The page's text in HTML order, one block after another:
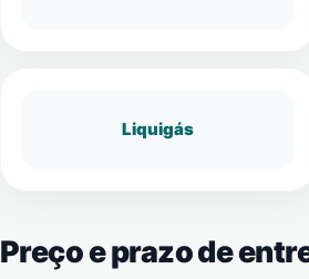
Liquigás
Preço e prazo de